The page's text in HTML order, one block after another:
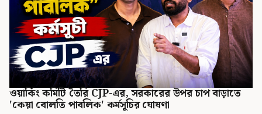
ওয়ার্কিং কমিটি তৈরি CJP-এর, সরকারের উপর চাপ বাড়াতে
'কেয়া বোলতি পাবলিক' কর্মসূচির ঘোষণা